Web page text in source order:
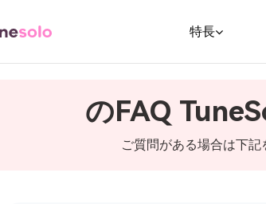
特長
あらゆる音楽コンバのFAQ
ご質問がある場合は下